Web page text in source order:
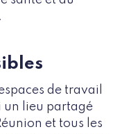
de travail
un lieu partagé
et tous les